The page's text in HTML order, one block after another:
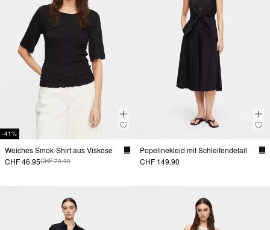
-41%
Weiches Smok-Shirt aus Viskose
CHF 46.95CHF 79.90
Popelinekleid mit Schleifendetail
CHF 149.90